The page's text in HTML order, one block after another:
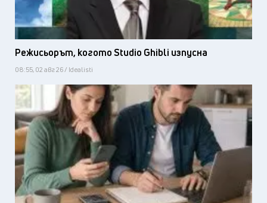
Режисьорът, когото Studio Ghibli изпусна
08:55, 02 авг 26 / Idealisti